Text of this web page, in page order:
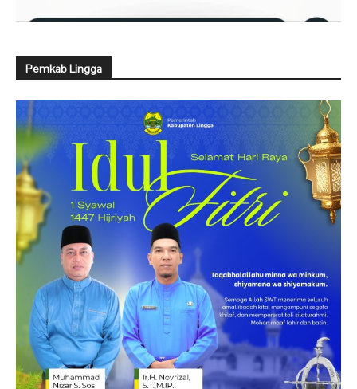
Pemkab Lingga